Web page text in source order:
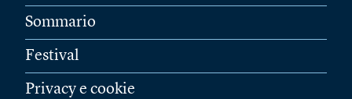
Sommario
Festival
Privacy e cookie